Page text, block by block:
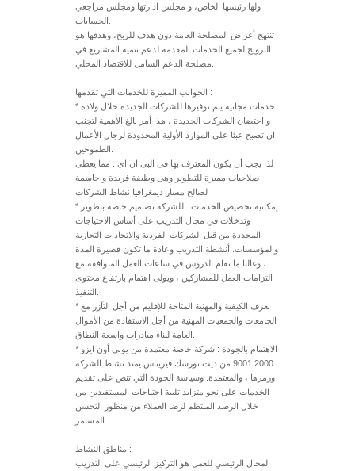
ولها رئيسها الخاص، و مجلس ادارتها ومجلس مراجعي
تنتهج أغراض المصلحة العامة دون هدف للربح، وهدفها هو
الترويج لجميع الخدمات المقدمة لدعم تنمية المشاريع في
الجوانب المميزة للخدمات التي تقدمها :
* خدمات مجانية يتم توفيرها للشركات الجديدة خلال ولادة
و احتضان الشركات الجديدة ، هذا أمر بالغ الأهمية لتجنب
ان تصبح عبئا على الموارد الأولية المحدودة لرجال الأعمال
لذا يجب أن يكون المعترف بها فى البى ان اى . مما يعطى
صلاحيات مميزة للتطوير وهى وظيفة فريدة و حاسمة
لصالح مسار ديمغرافيا نشاط الشركات
* إمكانية تخصيص الخدمات : للشركة تصاميم خاصة بتطوير
وتدخلات في مجال التدريب على أساس الاحتياجات
المحددة من قبل الشركات الفردية والاتحادات التجارية
والمؤسسات. أنشطة التدريب وعادة ما تكون قصيرة المدة
، وغالبا ما تقام الدروس في ساعات العمل المتوافقة مع
التزامات العمل للمشاركين ، ويولى اهتمام بارتفاع محتوى
* نعرف الكيفية والمهنية المتاحة للإقليم من أجل التآزر مع
الجامعات والجمعيات المهنية من أجل الاستفادة من الأموال
* الاهتمام بالجودة : شركة خاصة معتمدة من يوني أون ايزو
9001:2000 من ديت نورسك فيريتاس يمتد نشاط الشركة
ورمزها ، والمعتمدة. وسياسة الجودة التي تنص على تقديم
الخدمات على نحو متزايد تلبية احتياجات المستفيدين من
خلال الرصد المنتظم لرضا العملاء من منظور التحسن
مناطق النشاط :
المجال الرئيسي للعمل هو التركيز الرئيسي على التدريب